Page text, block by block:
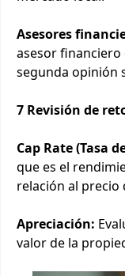
Asesores
asesor
segunda opinión
7 Revisión de
Cap Rate (Tasa
que es el
relación al precio
Apreciación:
valor de la